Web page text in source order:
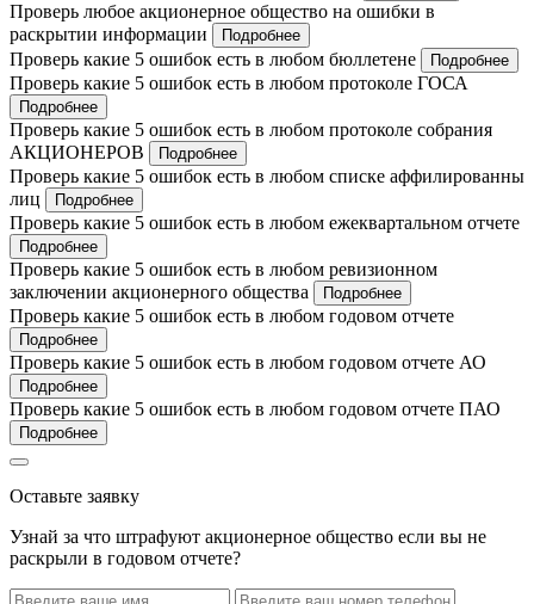
Проверь любое акционерное общество на ошибки в
раскрытии информации
Подробнее
Проверь какие 5 ошибок есть в любом бюллетене Подробнее
Проверь какие 5 ошибок есть в любом протоколе ГОСА
Подробнее
Проверь какие 5 ошибок есть в любом протоколе собрания
АКЦИОНЕРОВ
Подробнее
Проверь какие 5 ошибок есть в любом списке аффилированны
лиц
Подробнее
Проверь какие 5 ошибок есть в любом ежеквартальном отчете
Подробнее
Проверь какие 5 ошибок есть в любом ревизионном
заключении акционерного общества
Подробнее
Проверь какие 5 ошибок есть в любом годовом отчете
Подробнее
Проверь какие 5 ошибок есть в любом годовом отчете АО
Подробнее
Проверь какие 5 ошибок есть в любом годовом отчете ПАО
Подробнее
Оставьте заявку
Узнай за что штрафуют акционерное общество если вы не
раскрыли в годовом отчете?